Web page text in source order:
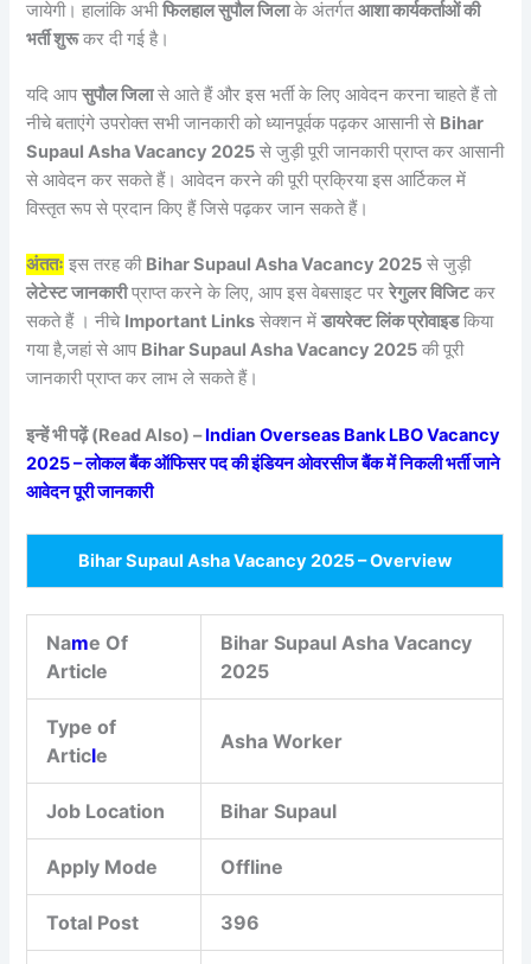
जायेगी। हालांकि अभीफिलहाल सुपौल जिलाके अंतर्गतआशा कार्यकर्ताओं की
भर्ती शुरूकर दी गई है।
यदि आपसुपौल जिलासे आते हैं और इस भर्ती के लिए आवेदन करना चाहते हैं तो
नीचे बताएंगे उपरोक्त सभी जानकारी को ध्यानपूर्वक पढ़कर आसानी से Bihar
Supaul Asha Vacancy 2025 से जुड़ी पूरी जानकारी प्राप्त कर आसानी
से आवेदन कर सकते हैं। आवेदन करने की पूरी प्रक्रिया इस आर्टिकल में
विस्तृत रूप से प्रदान किए हैं जिसे पढ़कर जान सकते हैं।
अंततः इस तरह की Bihar Supaul Asha Vacancy 2025 से जुड़ी
लेटेस्ट जानकारीप्राप्त करने के लिए, आप इस वेबसाइट पररेगुलर विजिटकर
सकते हैं । नीचे Important Links सेक्शन मेंडायरेक्ट लिंक प्रोवाइडकिया
गया है,जहां से आप Bihar Supaul Asha Vacancy 2025 की पूरी
जानकारी प्राप्त कर लाभ ले सकते हैं।
इन्हें भी पढ़ें (Read Also) –Indian Overseas Bank LBO Vacancy
2025 – लोकल बैंक ऑफिसर पद की इंडियन ओवरसीज बैंक में निकली भर्ती जाने
आवेदन पूरी जानकारी
Bihar Supaul Asha Vacancy 2025 – Overview
Name Of
Article
Bihar Supaul Asha Vacancy
2025
Type of
Article
Asha Worker
Job Location Bihar Supaul
Apply Mode Offline
Total Post 396